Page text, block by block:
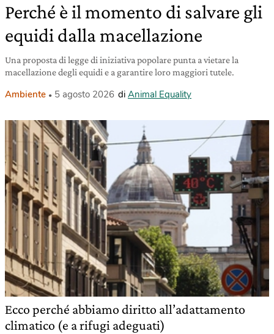
Perché è il momento di salvare gli
equidi dalla macellazione
Una proposta di legge di iniziativa popolare punta a vietare la
macellazione degli equidi e a garantire loro maggiori tutele.
Ambiente 5 agosto 2026 di Animal Equality
Ecco perché abbiamo diritto all’adattamento
climatico (e a rifugi adeguati)